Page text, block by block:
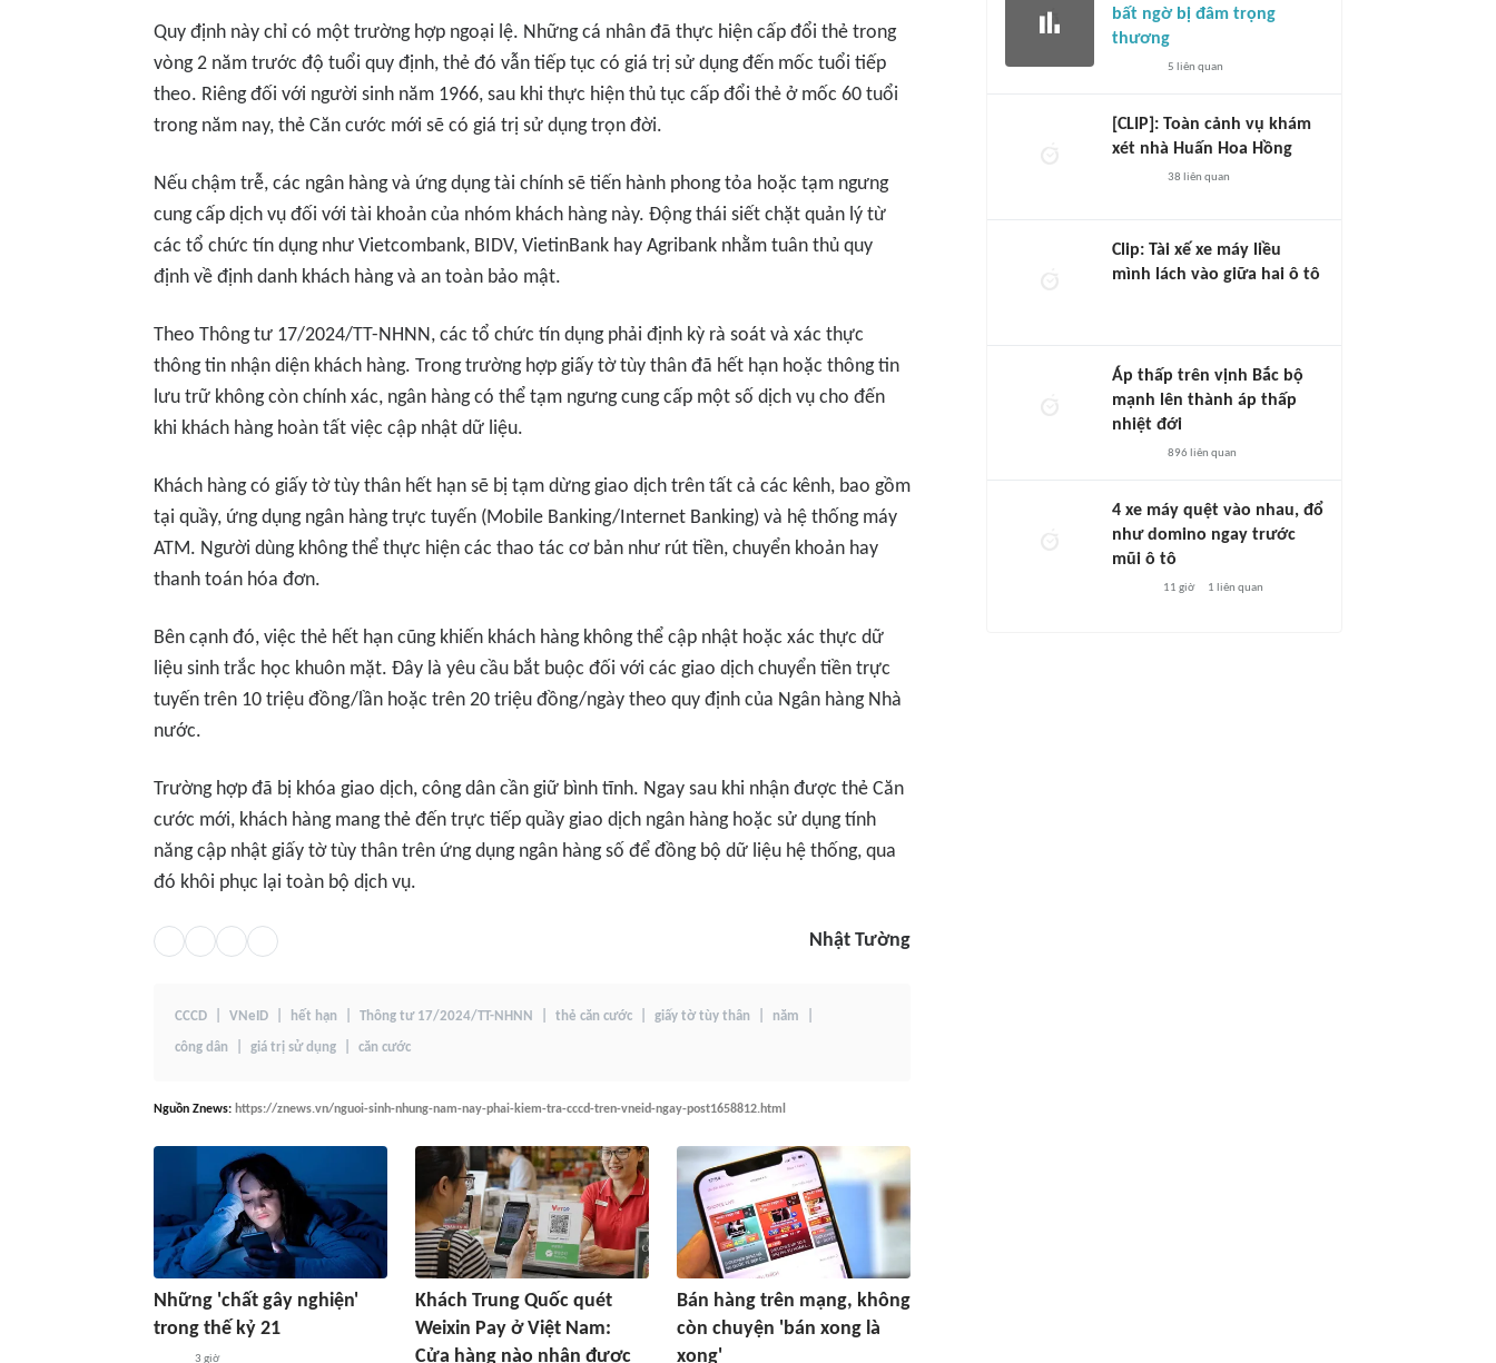
Quy định này chỉ có một trường hợp ngoại lệ. Những cá nhân đã thực hiện cấp đổi thẻ trong
vòng 2 năm trước độ tuổi quy định, thẻ đó vẫn tiếp tục có giá trị sử dụng đến mốc tuổi tiếp
theo. Riêng đối với người sinh năm 1966, sau khi thực hiện thủ tục cấp đổi thẻ ở mốc 60 tuổi
trong năm nay, thẻ Căn cước mới sẽ có giá trị sử dụng trọn đời.
Nếu chậm trễ, các ngân hàng và ứng dụng tài chính sẽ tiến hành phong tỏa hoặc tạm ngưng
cung cấp dịch vụ đối với tài khoản của nhóm khách hàng này. Động thái siết chặt quản lý từ
các tổ chức tín dụng như Vietcombank, BIDV, VietinBank hay Agribank nhằm tuân thủ quy
định về định danh khách hàng và an toàn bảo mật.
Theo Thông tư 17/2024/TT-NHNN, các tổ chức tín dụng phải định kỳ rà soát và xác thực
thông tin nhận diện khách hàng. Trong trường hợp giấy tờ tùy thân đã hết hạn hoặc thông tin
lưu trữ không còn chính xác, ngân hàng có thể tạm ngưng cung cấp một số dịch vụ cho đến
khi khách hàng hoàn tất việc cập nhật dữ liệu.
Khách hàng có giấy tờ tùy thân hết hạn sẽ bị tạm dừng giao dịch trên tất cả các kênh, bao gồm
tại quầy, ứng dụng ngân hàng trực tuyến (Mobile Banking/Internet Banking) và hệ thống máy
ATM. Người dùng không thể thực hiện các thao tác cơ bản như rút tiền, chuyển khoản hay
thanh toán hóa đơn.
Bên cạnh đó, việc thẻ hết hạn cũng khiến khách hàng không thể cập nhật hoặc xác thực dữ
liệu sinh trắc học khuôn mặt. Đây là yêu cầu bắt buộc đối với các giao dịch chuyển tiền trực
tuyến trên 10 triệu đồng/lần hoặc trên 20 triệu đồng/ngày theo quy định của Ngân hàng Nhà
nước.
Trường hợp đã bị khóa giao dịch, công dân cần giữ bình tĩnh. Ngay sau khi nhận được thẻ Căn
cước mới, khách hàng mang thẻ đến trực tiếp quầy giao dịch ngân hàng hoặc sử dụng tính
năng cập nhật giấy tờ tùy thân trên ứng dụng ngân hàng số để đồng bộ dữ liệu hệ thống, qua
đó khôi phục lại toàn bộ dịch vụ.
Nhật Tường
CCCD VNeID hết hạn Thông tư 17/2024/TT-NHNN thẻ căn cước giấy tờ tùy thân năm
công dân giá trị sử dụng căn cước
Nguồn Znews: https://znews.vn/nguoi-sinh-nhung-nam-nay-phai-kiem-tra-cccd-tren-vneid-ngay-post1658812.html
Những 'chất gây nghiện'
trong thế kỷ 21
3 giờ
Khách Trung Quốc quét
Weixin Pay ở Việt Nam:
Cửa hàng nào nhận được
Bán hàng trên mạng, không
còn chuyện 'bán xong là
xong'
bất ngờ bị đâm trọng
thương
5 liên quan
[CLIP]: Toàn cảnh vụ khám
xét nhà Huấn Hoa Hồng
38 liên quan
Clip: Tài xế xe máy liều
mình lách vào giữa hai ô tô
Áp thấp trên vịnh Bắc bộ
mạnh lên thành áp thấp
nhiệt đới
896 liên quan
4 xe máy quệt vào nhau, đổ
như domino ngay trước
mũi ô tô
11 giờ 1 liên quan